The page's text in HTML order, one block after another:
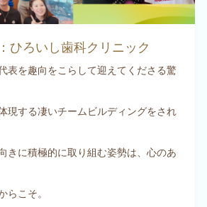
ひろいし歯科クリニック
表を趣向をこらして迎えてくださる驚
現する凄いチームビルディングをされ
きに積極的に取り組む姿勢は、心のあ
らこそ。